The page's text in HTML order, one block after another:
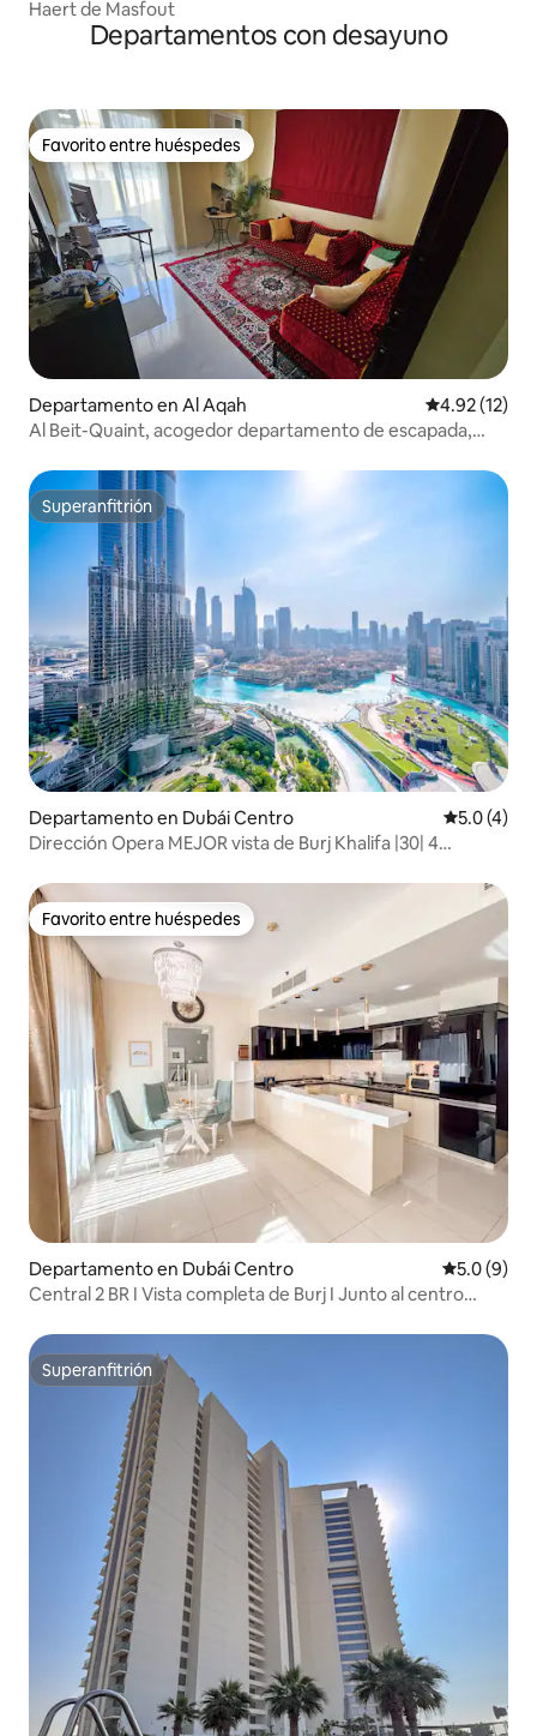
Haert de Masfout
Departamentos con desayuno
Favorito entre huéspedes
Favorito entre huéspedes
Departamento en Al Aqah Calificación
4.92 (12)
Al Beit-Quaint, acogedor departamento de escapada,
Superanfitrión
Superanfitrión
Departamento en Dubái Centro
5.0 (4)
Dirección Opera MEJOR vista de Burj Khalifa |30| 4
Favorito entre huéspedes
Favorito entre huéspedes
Departamento en Dubái Centro
5.0 (9)
Central 2 BR I Vista completa de Burj I Junto al centro
Superanfitrión
Superanfitrión